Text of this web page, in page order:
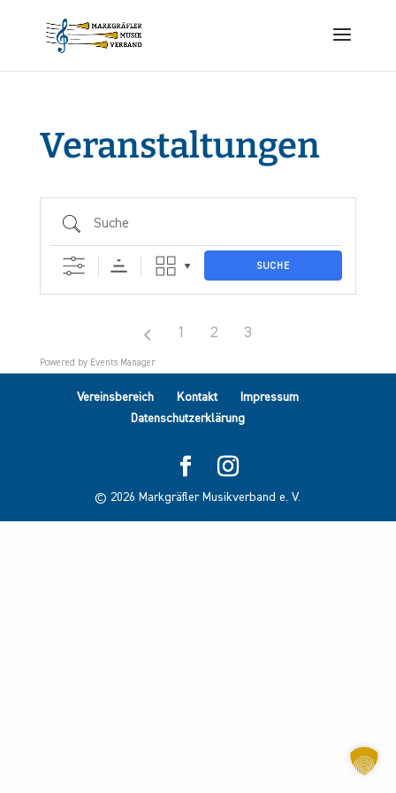
Veranstaltungen
Suche
SUCHE
1 2 3
Powered by Events Manager
Vereinsbereich Kontakt
Impressum
Datenschutzerklärung
©2026 Markgräfler Musikverband e. V.